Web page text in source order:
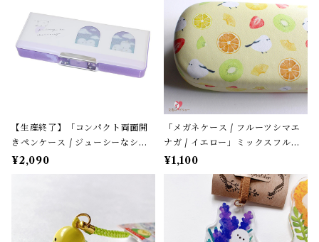
【生産終了】「コンパクト両面開
きペンケース / ジューシーなシマ
エナガ」窓から覗くシマエナガた
ち / カミオジャパン＊パープル
¥2,090
「メガネケース / フルーツシマエ
ナガ / イエロー」ミックスフルー
ツ柄 / フレンズヒル＊パステルイ
¥1,100